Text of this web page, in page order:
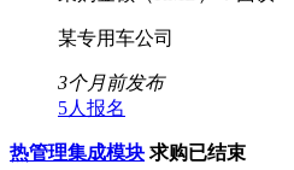
某专用车公司
3个月前发布
5人报名
热管理集成模块 求购已结束